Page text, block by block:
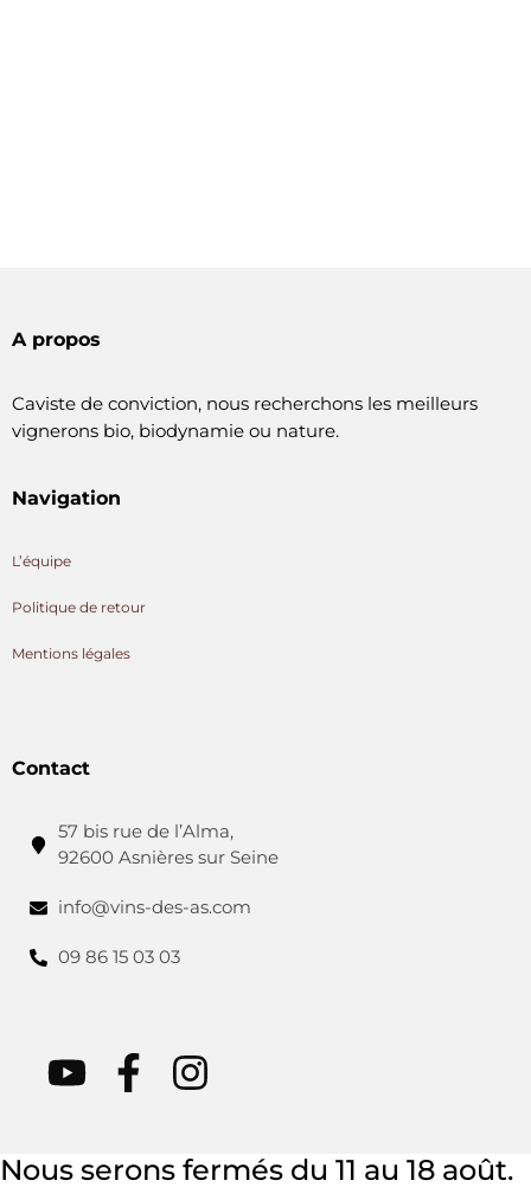
A propos
Caviste de conviction, nous recherchons les meilleurs
vignerons bio, biodynamie ou nature.
Navigation
L’équipe
Politique de retour
Mentions légales
Contact
57 bis rue de l’Alma,
92600 Asnières sur Seine
info@vins-des-as.com
09 86 15 03 03
Nous serons fermés du 11 au 18 août.